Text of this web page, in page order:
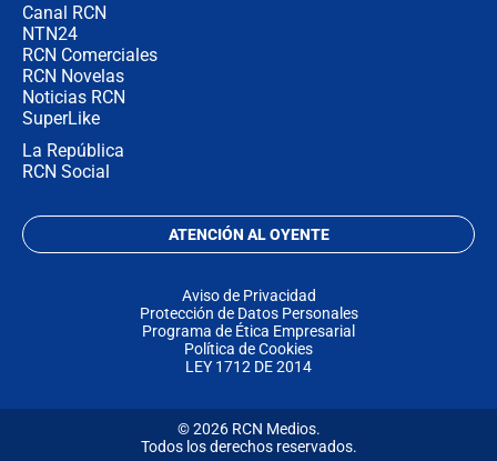
Canal RCN
NTN24
RCN Comerciales
RCN Novelas
Noticias RCN
SuperLike
La República
RCN Social
ATENCIÓN AL OYENTE
Aviso de Privacidad
Protección de Datos Personales
Programa de Ética Empresarial
Política de Cookies
LEY 1712 DE 2014
© 2026 RCN Medios.
Todos los derechos reservados.